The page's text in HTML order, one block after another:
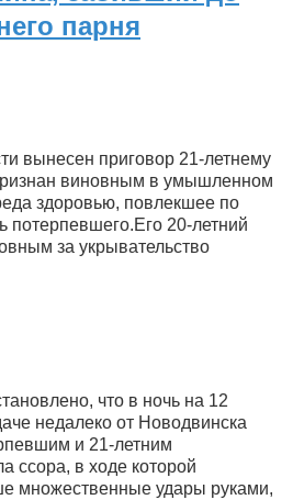
парня
вынесен приговор 21-летнему
виновным в умышленном
здоровью, повлекшее по
потерпевшего.Его 20-летний
за укрывательство
что в ночь на 12
недалеко от Новодвинска
и 21-летним
ссора, в ходе которой
множественные удары руками,